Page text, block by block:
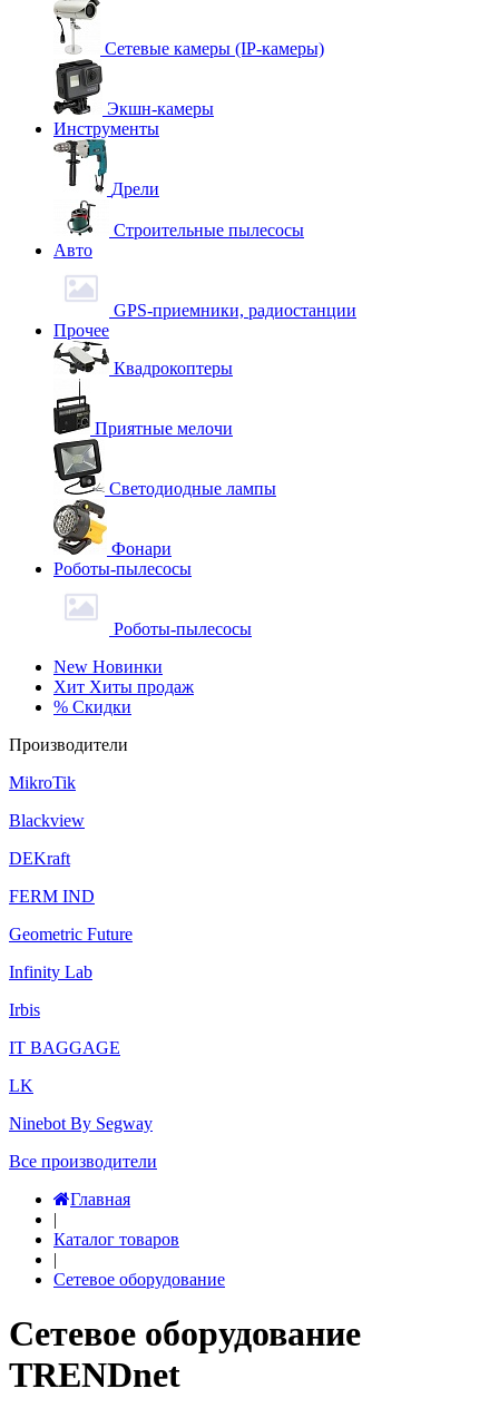
Сетевые камеры (IP-камеры)
Экшн-камеры
Инструменты
Дрели
Строительные пылесосы
Авто
GPS-приемники, радиостанции
Прочее
Квадрокоптеры
Приятные мелочи
Светодиодные лампы
Фонари
Роботы-пылесосы
Роботы-пылесосы
New Новинки
Хит Хиты продаж
% Скидки
Производители
MikroTik
Blackview
DEKraft
FERM IND
Geometric Future
Infinity Lab
Irbis
IT BAGGAGE
LK
Ninebot By Segway
Все производители
Главная
|
Каталог товаров
|
Сетевое оборудование
Сетевое оборудование
TRENDnet